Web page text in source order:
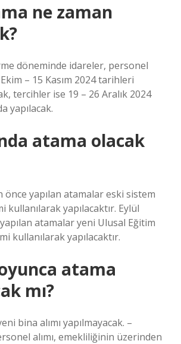
ne zaman
döneminde idareler, personel
– 15 Kasım 2024 tarihleri
tercihler ise 19 – 26 Aralık 2024
yapılacak.
atama olacak
önce yapılan atamalar eski sistem
kullanılarak yapılacaktır. Eylül
atamalar yeni Ulusal Eğitim
kullanılarak yapılacaktır.
atama
mı?
bina alımı yapılmayacak. –
alımı, emekliliğinin üzerinden